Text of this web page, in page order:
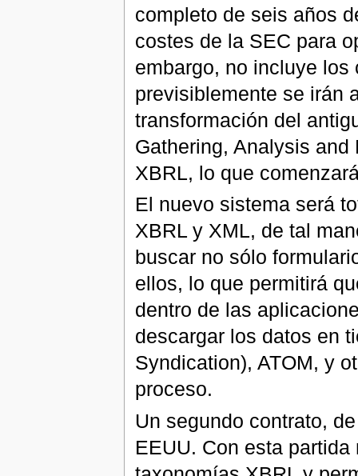
completo de seis años
costes de la SEC para
embargo, no incluye
previsiblemente se irán
transformación del
Gathering, Analysis
XBRL, lo que
El nuevo sistema será
XBRL y XML, de tal
buscar no sólo
ellos, lo que permitirá
dentro de las
descargar los datos en
Syndication), ATOM, y
proceso.
Un segundo contrato,
EEUU. Con esta